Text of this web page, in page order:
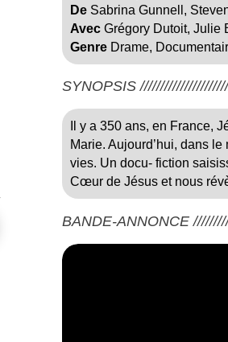
DeSabrina Gunnell, Steven
AvecGrégory Dutoit, Julie
GenreDrame,
SYNOPSIS
Il y a 350 ans, en France,
Marie. Aujourd’hui, dans
vies. Un docu- fiction
Cœur de Jésus et nous
BANDE-ANNONCE